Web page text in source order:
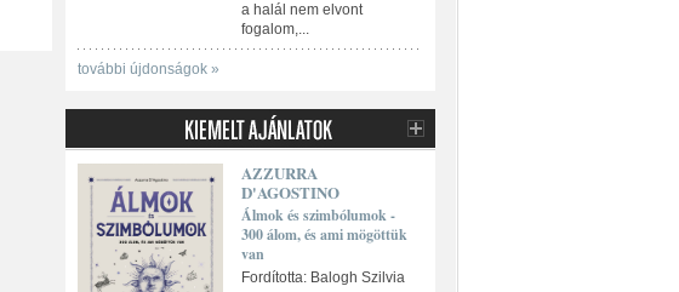
a halál nem elvont
fogalom,...
további újdonságok »
AZZURRA
D'AGOSTINO
Álmok és szimbólumok -
300 álom, és ami mögöttük
van
Fordította: Balogh Szilvia